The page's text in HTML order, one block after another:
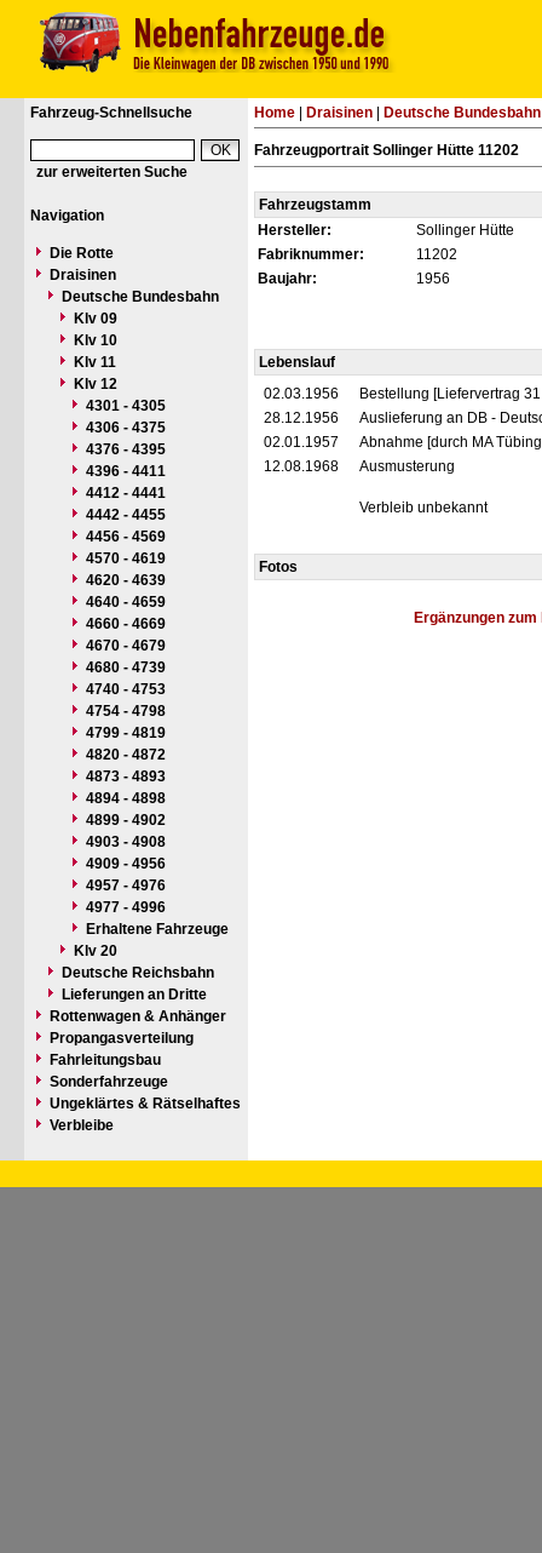
Fahrzeug-Schnellsuche
zur erweiterten Suche
Navigation
Die Rotte
Draisinen
Deutsche Bundesbahn
Klv 09
Klv 10
Klv 11
Klv 12
4301 - 4305
4306 - 4375
4376 - 4395
4396 - 4411
4412 - 4441
4442 - 4455
4456 - 4569
4570 - 4619
4620 - 4639
4640 - 4659
4660 - 4669
4670 - 4679
4680 - 4739
4740 - 4753
4754 - 4798
4799 - 4819
4820 - 4872
4873 - 4893
4894 - 4898
4899 - 4902
4903 - 4908
4909 - 4956
4957 - 4976
4977 - 4996
Erhaltene Fahrzeuge
Klv 20
Deutsche Reichsbahn
Lieferungen an Dritte
Rottenwagen & Anhänger
Propangasverteilung
Fahrleitungsbau
Sonderfahrzeuge
Ungeklärtes & Rätselhaftes
Verbleibe
Home Draisinen Deutsche Bundesbahn
Fahrzeugportrait Sollinger Hütte 11202
Fahrzeugstamm
Hersteller:
Sollinger Hütte
Fabriknummer:
11202
Baujahr:
1956
Lebenslauf
02.03.1956
Bestellung [Liefervertrag
28.12.1956
Auslieferung an DB -
02.01.1957
Abnahme [durch MA
12.08.1968
Ausmusterung
Verbleib unbekannt
Fotos
Ergänzungen